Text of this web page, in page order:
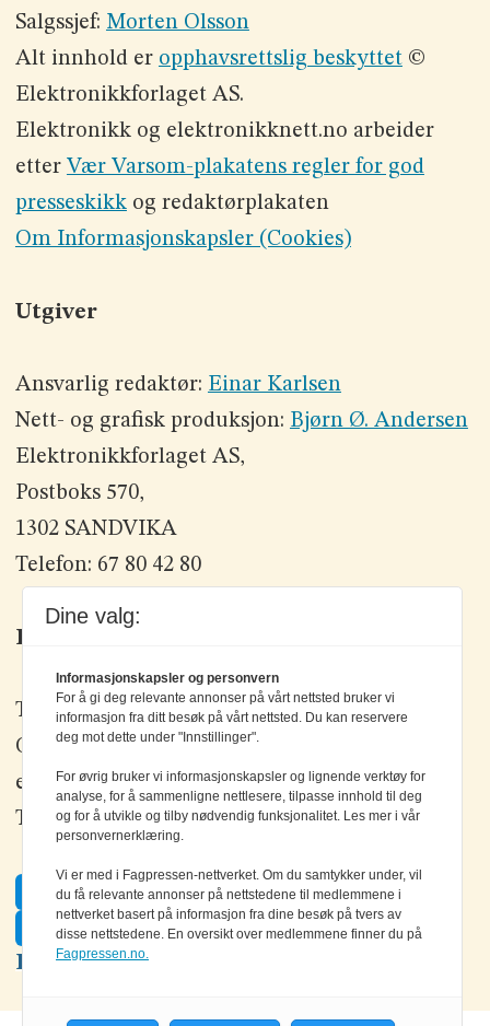
Salgssjef: Morten Olsson
Alt innhold er opphavsrettslig beskyttet©
Elektronikkforlaget AS.
Elektronikk og elektronikknett.no arbeider
etter Vær Varsom-plakatens regler for god
presseskikkog redaktørplakaten
Om Informasjonskapsler (Cookies)
Utgiver
Ansvarlig redaktør: Einar Karlsen
Nett- og grafisk produksjon: Bjørn Ø. Andersen
Elektronikkforlaget AS,
Postboks 570,
1302 SANDVIKA
Telefon: 67 80 42 80
Kontakt oss
Tlf: +47 67 80 42 80
Olav Brunborgs vei 6, 1396 Billingstad
epost: elektronikk@elektronikkforlaget.no
Tips oss:tips@elektronikkforlaget.no
Facebook
Twitter
LinkedIn
Dine valg:
Informasjonskapsler og personvern
For å gi deg relevante annonser på vårt nettsted bruker vi
informasjon fra ditt besøk på vårt nettsted. Du kan reservere
deg mot dette under "Innstillinger".
For øvrig bruker vi informasjonskapsler og lignende verktøy for
analyse, for å sammenligne nettlesere, tilpasse innhold til deg
og for å utvikle og tilby nødvendig funksjonalitet. Les mer i vår
personvernerklæring.
Vi er med i Fagpressen-nettverket. Om du samtykker under, vil
du få relevante annonser på nettstedene til medlemmene i
nettverket basert på informasjon fra dine besøk på tvers av
disse nettstedene. En oversikt over medlemmene finner du på
Fagpressen.no.